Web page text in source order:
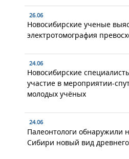
26.06
Новосибирские ученые
электротомография
24.06
Новосибирские
участие в мероприятии-
молодых учёных
24.06
Палеонтологи обнаружили
Сибири новый вид